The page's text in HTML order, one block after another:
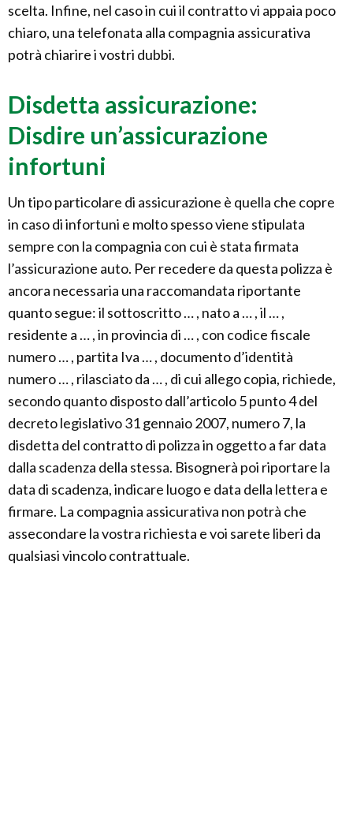
scelta. Infine, nel caso in cui il contratto vi appaia poco
chiaro, una telefonata alla compagnia assicurativa
potrà chiarire i vostri dubbi.
Disdetta assicurazione:
Disdire un’assicurazione
infortuni
Un tipo particolare di assicurazione è quella che copre
in caso di infortuni e molto spesso viene stipulata
sempre con la compagnia con cui è stata firmata
l’assicurazione auto. Per recedere da questa polizza è
ancora necessaria una raccomandata riportante
quanto segue: il sottoscritto … , nato a … , il … ,
residente a … , in provincia di … , con codice fiscale
numero … , partita Iva … , documento d’identità
numero … , rilasciato da … , di cui allego copia, richiede,
secondo quanto disposto dall’articolo 5 punto 4 del
decreto legislativo 31 gennaio 2007, numero 7, la
disdetta del contratto di polizza in oggetto a far data
dalla scadenza della stessa. Bisognerà poi riportare la
data di scadenza, indicare luogo e data della lettera e
firmare. La compagnia assicurativa non potrà che
assecondare la vostra richiesta e voi sarete liberi da
qualsiasi vincolo contrattuale.